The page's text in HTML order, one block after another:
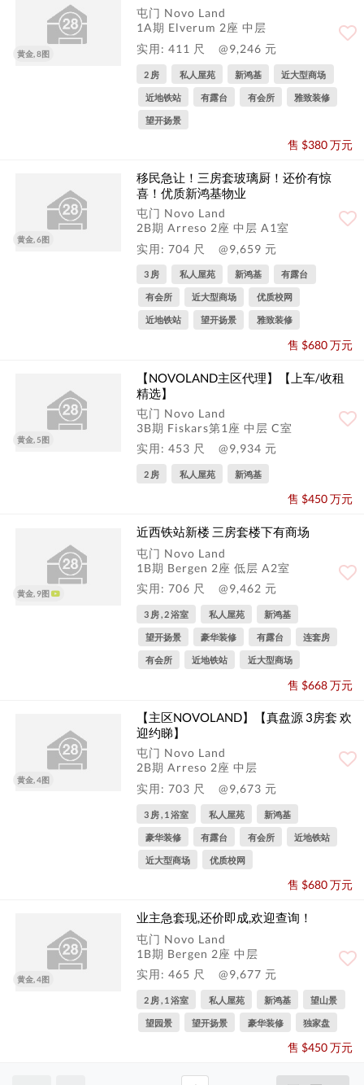
黄金, 8图
屯门 Novo Land
1A期 Elverum 2座 中层
实用: 411 尺
@9,246 元
2 房 私人屋苑 新鸿基 近大型商场
近地铁站 有露台 有会所 雅致装修
望开扬景
售 $380 万元
黄金, 6图
移民急让！三房套玻璃厨！还价有惊
喜！优质新鸿基物业
屯门 Novo Land
2B期 Arreso 2座 中层 A1室
实用: 704 尺
@9,659 元
3 房 私人屋苑 新鸿基 有露台
有会所 近大型商场 优质校网
近地铁站 望开扬景 雅致装修
售 $680 万元
黄金, 5图
【NOVOLAND主区代理】【上车/收租
精选】
屯门 Novo Land
3B期 Fiskars第1座 中层 C室
实用: 453 尺
@9,934 元
2 房 私人屋苑 新鸿基
售 $450 万元
黄金, 9图
近西铁站新楼 三房套楼下有商场
屯门 Novo Land
1B期 Bergen 2座 低层 A2室
实用: 706 尺
@9,462 元
3 房 , 2 浴室 私人屋苑 新鸿基
望开扬景 豪华装修 有露台 连套房
有会所 近地铁站 近大型商场
售 $668 万元
黄金, 4图
【主区NOVOLAND】【真盘源 3房套 欢
迎约睇】
屯门 Novo Land
2B期 Arreso 2座 中层
实用: 703 尺
@9,673 元
3 房 , 1 浴室 私人屋苑 新鸿基
豪华装修 有露台 有会所 近地铁站
近大型商场 优质校网
售 $680 万元
黄金, 4图
业主急套现,还价即成,欢迎查询！
屯门 Novo Land
1B期 Bergen 2座 中层
实用: 465 尺
@9,677 元
2 房 , 1 浴室 私人屋苑 新鸿基 望山景
望园景 望开扬景 豪华装修 独家盘
售 $450 万元